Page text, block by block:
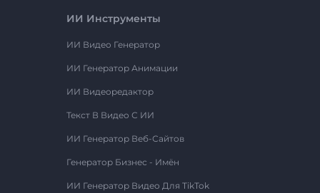
ИИ Инструменты
ИИ Видео Генератор
ИИ Генератор Анимации
ИИ Видеоредактор
Текст В Видео С ИИ
ИИ Генератор Веб-Сайтов
Генератор Бизнес - Имён
ИИ Генератор Видео Для TikTok